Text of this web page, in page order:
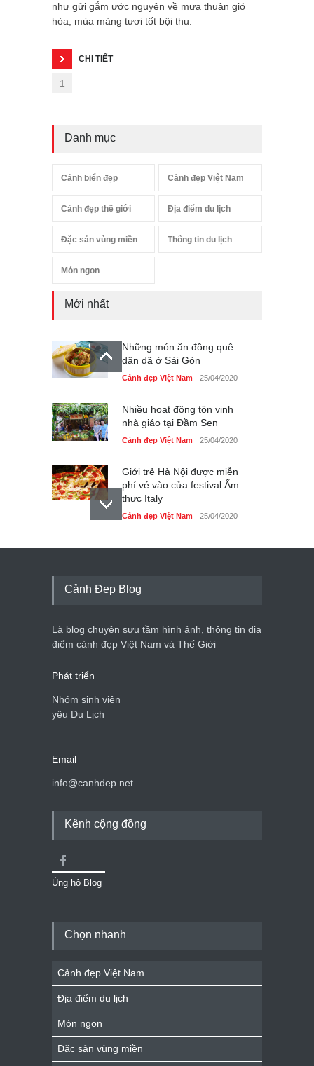
như gửi gắm ước nguyện về mưa thuận gió
hòa, mùa màng tươi tốt bội thu.
CHI TIẾT
1
Danh mục
Cảnh biển đẹp Cảnh đẹp Việt Nam
Cảnh đẹp thế giới Địa điểm du lịch
Đặc sản vùng miền Thông tin du lịch
Món ngon
Mới nhất
Những món ăn đồng quê
dân dã ở Sài Gòn
Cảnh đẹp Việt Nam 25/04/2020
Nhiều hoạt động tôn vinh
nhà giáo tại Đầm Sen
Cảnh đẹp Việt Nam 25/04/2020
Giới trẻ Hà Nội được miễn
phí vé vào cửa festival Ẩm
thực Italy
Cảnh đẹp Việt Nam 25/04/2020
Tam giác mạch khoe sắc
du lịch quốc gia
Cảnh đẹp Việt Nam 24/04/2020
Cảnh Đẹp Blog
Là blog chuyên sưu tầm hình ảnh, thông tin địa
điểm cảnh đẹp Việt Nam và Thế Giới
Phát triển
Nhóm sinh viên
yêu Du Lịch
Email
info@canhdep.net
Kênh cộng đồng
Ủng hộ Blog
Chọn nhanh
Cảnh đẹp Việt Nam
Địa điểm du lịch
Món ngon
Đặc sản vùng miền